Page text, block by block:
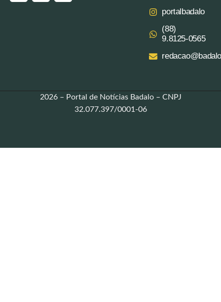
portalbadalo
(88)
9.8125‑0565‬
2026 – Portal de Notícias Badalo – CNPJ
32.077.397/0001-06